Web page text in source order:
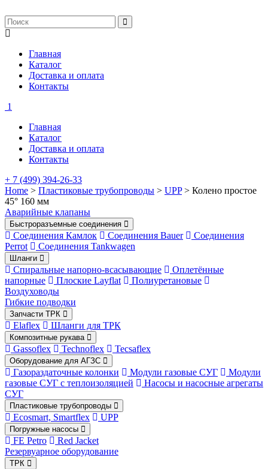
Главная
Каталог
Доставка и оплата
Контакты
1
Главная
Каталог
Доставка и оплата
Контакты
+ 7 (499) 394-26-33
Home > Пластиковые трубопроводы > UPP> Колено простое
45° 160 мм
Аварийные клапаны
Быстроразъемные соединения
Соединения Камлок Соединения Bauer
Соединения
Perrot
Соединения Tankwagen
Шланги
Спиральные напорно-всасывающие
Оплетённые
напорные
Плоские Layflat
Полиуретановые
Воздуховоды
Гибкие подводки
Запчасти ТРК
Elaflex Шланги для ТРК
Композитные рукава
Gassoflex Technoflex Tecsaflex
Оборудование для АГЗС
Газораздаточные колонки Модули газовые СУГ
Модули
газовые СУГ с теплоизоляцией
Насосы и насосные агрегаты
СУГ
Пластиковые трубопроводы
Ecosmart, Smartflex UPP
Погружные насосы
FE Petro
Red Jacket
Резервуарное оборудование
ТРК